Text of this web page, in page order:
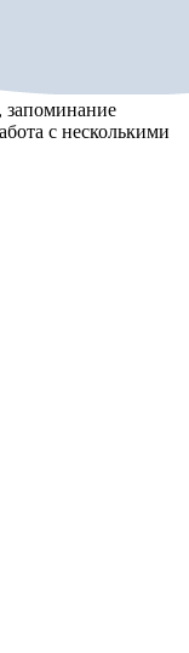
запоминание
с несколькими